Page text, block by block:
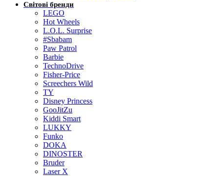
Світові бренди
LEGO
Hot Wheels
L.O.L. Surprise
#Sbabam
Paw Patrol
Barbie
TechnoDrive
Fisher-Price
Screechers Wild
TY
Disney Princess
GooJitZu
Kiddi Smart
LUKKY
Funko
DOKA
DINOSTER
Bruder
Laser X